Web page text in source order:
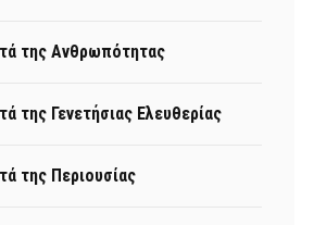
της Ανθρωπότητας
της Γενετήσιας Ελευθερίας
της Περιουσίας